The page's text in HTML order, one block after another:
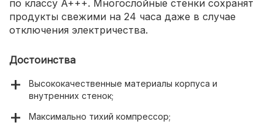
по классу A+++. Многослойные стенки сохранят
продукты свежими на 24 часа даже в случае
отключения электричества.
Достоинства
Высококачественные материалы корпуса и
внутренних стенок;
Максимально тихий компрессор;